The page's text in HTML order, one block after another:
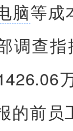
脑等成
调查
的前员